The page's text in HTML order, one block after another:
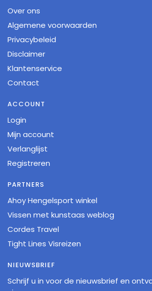
Over ons
Algemene voorwaarden
Privacybeleid
Disclaimer
Klantenservice
Contact
ACCOUNT
Login
Mijn account
Verlanglijst
Registreren
PARTNERS
Ahoy Hengelsport winkel
Vissen met kunstaas weblog
Cordes Travel
Tight Lines Visreizen
NIEUWSBRIEF
Schrijf u in voor de nieuwsbrief en